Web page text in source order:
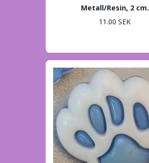
Metall/Resin, 2 cm.
11.00 SEK